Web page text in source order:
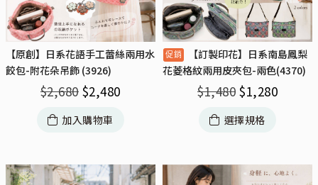
【原創】日系花語手工蕾絲兩用水
餃包-附花朵吊飾 (3926)
$2,680 $2,480
加入購物車
【訂製印花】日系南島鳳梨
花菱格紋兩用皮夾包-兩色(4370)
$1,480 $1,280
選擇規格